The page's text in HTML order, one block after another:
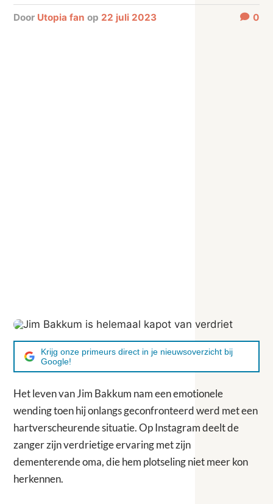
door Utopia fan op 22 juli 2023 0
Krijg onze primeurs direct in je nieuwsoverzicht bij
Google!
Het leven van Jim Bakkum nam een emotionele
wending toen hij onlangs geconfronteerd werd met een
hartverscheurende situatie. Op Instagram deelt de
zanger zijn verdrietige ervaring met zijn
dementerende oma, die hem plotseling niet meer kon
herkennen.